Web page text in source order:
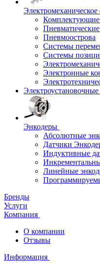
Электромеханическое
Комплектующие
Пневмоострова
Системы
Системы
Электронные
Электроустановочные
Энкодеры
Абсолютные
Датчики
Индуктивные
Линейные
Бренды
Услуги
Компания
О компании
Отзывы
Информация